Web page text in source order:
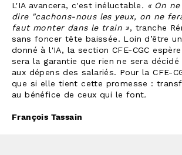
L'IA avancera, c'est inéluctable. « On
dire "cachons-nous les yeux, on ne
faut monter dans le train », tranche
sans foncer tête baissée. Loin d’être
donné à l'IA, la section CFE-CGC
sera la garantie que rien ne sera
aux dépens des salariés. Pour la CFE-
que si elle tient cette promesse :
au bénéfice de ceux qui le font.
François Tassain